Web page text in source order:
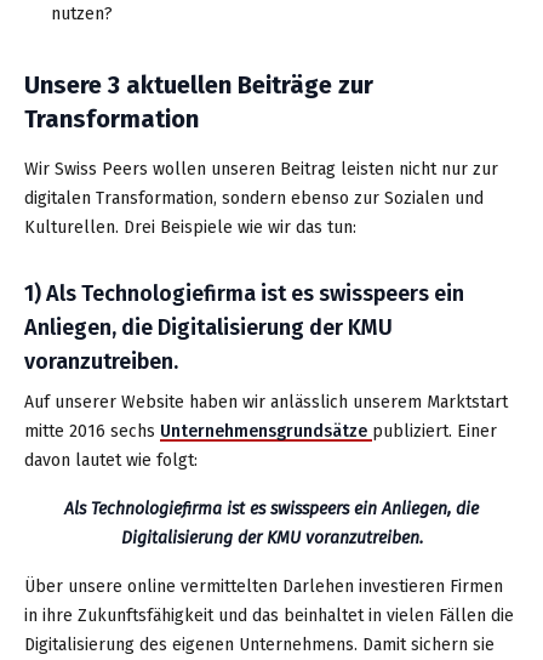
nutzen?
Unsere 3 aktuellen Beiträge zur
Transformation
Wir Swiss Peers wollen unseren Beitrag leisten nicht nur zur
digitalen Transformation, sondern ebenso zur Sozialen und
Kulturellen. Drei Beispiele wie wir das tun:
1) Als Technologiefirma ist es swisspeers ein
Anliegen, die Digitalisierung der KMU
voranzutreiben.
Auf unserer Website haben wir anlässlich unserem Marktstart
mitte 2016 sechs Unternehmensgrundsätze publiziert. Einer
davon lautet wie folgt:
Als Technologiefirma ist es swisspeers ein Anliegen, die
Digitalisierung der KMU voranzutreiben.
Über unsere online vermittelten Darlehen investieren Firmen
in ihre Zukunftsfähigkeit und das beinhaltet in vielen Fällen die
Digitalisierung des eigenen Unternehmens. Damit sichern sie